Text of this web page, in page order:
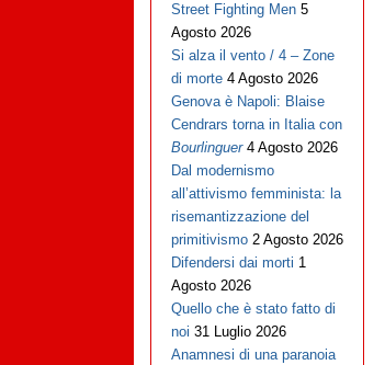
Street Fighting Men 5
Agosto 2026
Si alza il vento / 4 – Zone
di morte 4 Agosto 2026
Genova è Napoli: Blaise
Cendrars torna in Italia con
Bourlinguer 4 Agosto 2026
Dal modernismo
all’attivismo femminista: la
risemantizzazione del
primitivismo 2 Agosto 2026
Difendersi dai morti 1
Agosto 2026
Quello che è stato fatto di
noi 31 Luglio 2026
Anamnesi di una paranoia